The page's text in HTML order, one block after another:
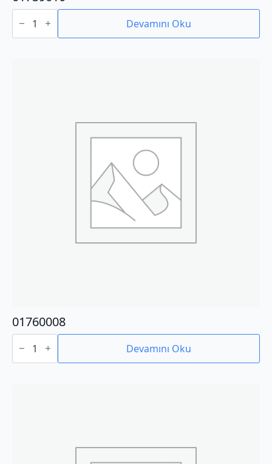
01759010
adet Devamını Oku
01760008
01760008
adet Devamını Oku